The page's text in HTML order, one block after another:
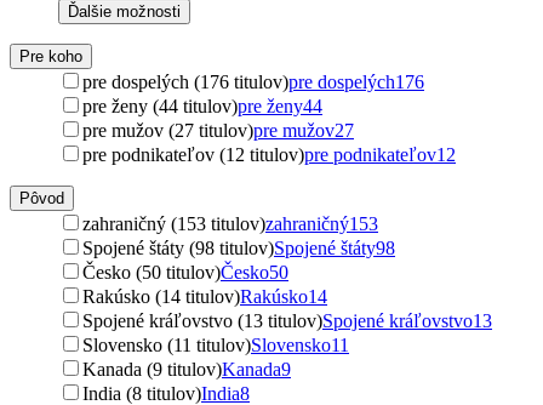
Ďalšie možnosti
Pre koho
pre dospelých (176 titulov)pre dospelých176
pre ženy (44 titulov)pre ženy44
pre mužov (27 titulov)pre mužov27
pre podnikateľov (12 titulov)pre podnikateľov12
Pôvod
zahraničný (153 titulov)zahraničný153
Spojené štáty (98 titulov)Spojené štáty98
Česko (50 titulov)Česko50
Rakúsko (14 titulov)Rakúsko14
Spojené kráľovstvo (13 titulov)Spojené kráľovstvo13
Slovensko (11 titulov)Slovensko11
Kanada (9 titulov)Kanada9
India (8 titulov)India8